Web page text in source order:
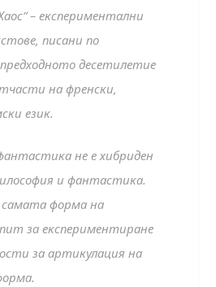
– експериментални
писани по
десетилетие
на френски,
език.
не е хибриден
и фантастика.
самата форма на
за експериментиране
за артикулация на